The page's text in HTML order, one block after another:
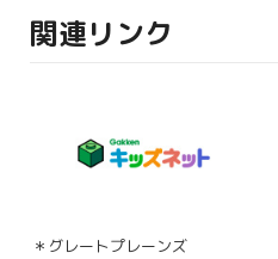
関連リンク
＊グレートプレーンズ